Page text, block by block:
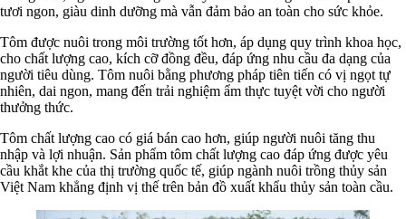
tươi ngon, giàu dinh dưỡng mà vẫn đảm bảo an toàn cho sức khỏe.
Tôm được nuôi trong môi trường tốt hơn, áp dụng quy trình khoa học,
cho chất lượng cao, kích cỡ đồng đều, đáp ứng nhu cầu đa dạng của
người tiêu dùng. Tôm nuôi bằng phương pháp tiên tiến có vị ngọt tự
nhiên, dai ngon, mang đến trải nghiệm ẩm thực tuyệt vời cho người
thưởng thức.
Tôm chất lượng cao có giá bán cao hơn, giúp người nuôi tăng thu
nhập và lợi nhuận. Sản phẩm tôm chất lượng cao đáp ứng được yêu
cầu khắt khe của thị trường quốc tế, giúp ngành nuôi trồng thủy sản
Việt Nam khẳng định vị thế trên bản đồ xuất khẩu thủy sản toàn cầu.